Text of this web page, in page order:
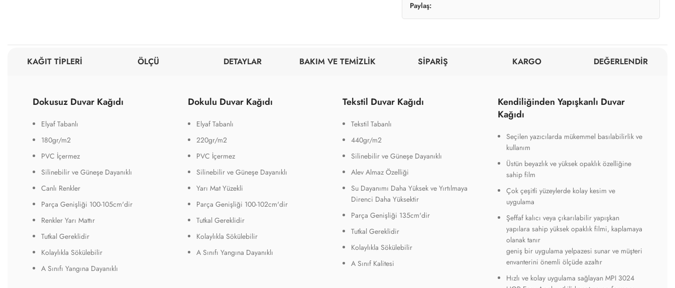
Paylaş:
KAĞIT TİPLERİ ÖLÇÜ DETAYLAR BAKIM VE TEMİZLİK SİPARİŞ KARGO DEĞERLENDİR
Dokusuz Duvar Kağıdı
Elyaf Tabanlı
180gr/m2
PVC İçermez
Silinebilir ve Güneşe Dayanıklı
Canlı Renkler
Parça Genişliği 100-105cm'dir
Renkler Yarı Mattır
Tutkal Gereklidir
Kolaylıkla Sökülebilir
A Sınıfı Yangına Dayanıklı
Dokulu Duvar Kağıdı
Elyaf Tabanlı
220gr/m2
PVC İçermez
Silinebilir ve Güneşe Dayanıklı
Yarı Mat Yüzekli
Parça Genişliği 100-102cm'dir
Tutkal Gereklidir
Kolaylıkla Sökülebilir
A Sınıfı Yangına Dayanıklı
Tekstil Duvar Kağıdı
Tekstil Tabanlı
440gr/m2
Silinebilir ve Güneşe Dayanıklı
Alev Almaz Özelliği
Su Dayanımı Daha Yüksek ve Yırtılmaya
Direnci Daha Yüksektir
Parça Genişliği 135cm'dir
Tutkal Gereklidir
Kolaylıkla Sökülebilir
A Sınıf Kalitesi
Kendiliğinden Yapışkanlı Duvar
Kağıdı
Seçilen yazıcılarda mükemmel basılabilirlik ve
kullanım
Üstün beyazlık ve yüksek opaklık özelliğine
sahip film
Çok çeşitli yüzeylerde kolay kesim ve
uygulama
Şeffaf kalıcı veya çıkarılabilir yapışkan
yapılara sahip yüksek opaklık filmi, kaplamaya
olanak tanır
geniş bir uygulama yelpazesi sunar ve müşteri
envanterini önemli ölçüde azaltır
Hızlı ve kolay uygulama sağlayan MPI 3024